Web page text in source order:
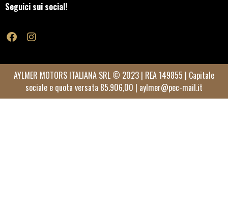
Seguici sui social!
AYLMER MOTORS ITALIANA SRL © 2023 | REA 149855 | Capitale
sociale e quota versata 85.906,00 | aylmer@pec-mail.it